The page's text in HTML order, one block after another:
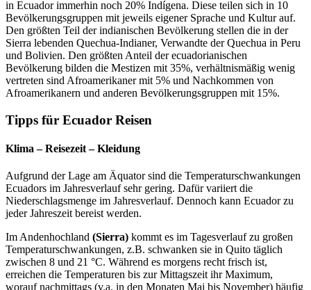
in Ecuador immerhin noch 20% Indígena. Diese teilen sich in 10
Bevölkerungsgruppen mit jeweils eigener Sprache und Kultur auf.
Den größten Teil der indianischen Bevölkerung stellen die in der
Sierra lebenden Quechua-Indianer, Verwandte der Quechua in Peru
und Bolivien. Den größten Anteil der ecuadorianischen
Bevölkerung bilden die Mestizen mit 35%, verhältnismäßig wenig
vertreten sind Afroamerikaner mit 5% und Nachkommen von
Afroamerikanern und anderen Bevölkerungsgruppen mit 15%.
Tipps für Ecuador Reisen
Klima – Reisezeit – Kleidung
Aufgrund der Lage am Äquator sind die Temperaturschwankungen
Ecuadors im Jahresverlauf sehr gering. Dafür variiert die
Niederschlagsmenge im Jahresverlauf. Dennoch kann Ecuador zu
jeder Jahreszeit bereist werden.
Im Andenhochland (Sierra) kommt es im Tagesverlauf zu großen
Temperaturschwankungen, z.B. schwanken sie in Quito täglich
zwischen 8 und 21 °C. Während es morgens recht frisch ist,
erreichen die Temperaturen bis zur Mittagszeit ihr Maximum,
worauf nachmittags (v.a. in den Monaten Mai bis November) häufig